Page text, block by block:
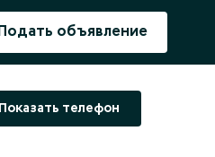
Подать объявление
Показать телефон